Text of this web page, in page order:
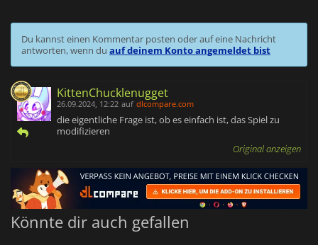
Du kannst einen Kommentar posten oder auf eine Nachricht
antworten, wenn du auf deinem Konto angemeldet bist
KittenChucklenugget
26.09.2024, 12:22 auf dlcompare.com
die eigentliche Frage ist, ob es einfach ist, das Spiel zu
modifizieren
Original anzeigen
Könnte dir auch gefallen